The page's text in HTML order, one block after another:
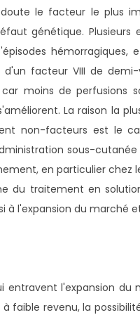
le facteur le plus
génétique. Plusieurs
facteur VIII de
moins de perfusions
La raison la
non-facteurs est le
sous-
en particulier chez
du traitement en
à l'expansion du marché
entravent l'expansion
faible revenu, la